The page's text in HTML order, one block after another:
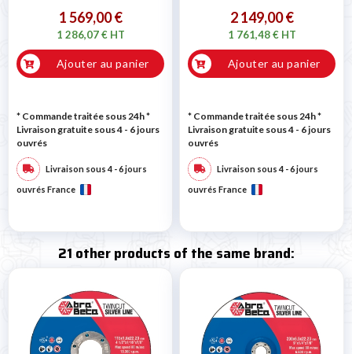
1 569,00 €
1 286,07 € HT
Ajouter au panier
* Commande traitée sous 24h*
Livraison gratuite sous 4 - 6 jours
ouvrés
Livraison sous 4 - 6 jours
ouvrés France
2 149,00 €
1 761,48 € HT
Ajouter au panier
* Commande traitée sous 24h*
Livraison gratuite sous 4 - 6 jours
ouvrés
Livraison sous 4 - 6 jours
ouvrés France
21 other products of the same brand: